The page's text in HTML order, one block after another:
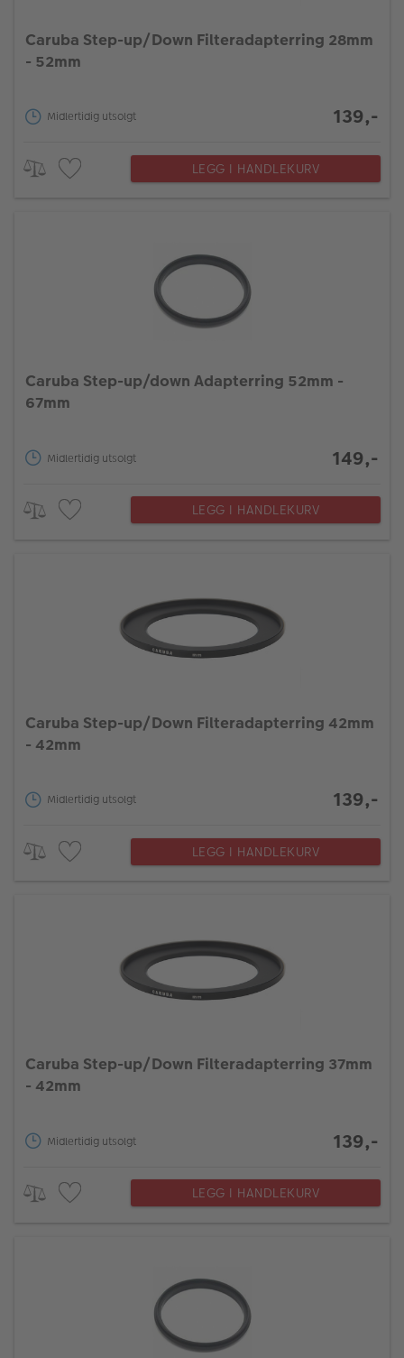
Caruba Step-up/Down Filteradapterring 28mm
- 52mm
Midlertidig utsolgt 139,-
LEGG I HANDLEKURV
Caruba Step-up/down Adapterring 52mm -
67mm
Midlertidig utsolgt 149,-
LEGG I HANDLEKURV
Caruba Step-up/Down Filteradapterring 42mm
- 42mm
Midlertidig utsolgt 139,-
LEGG I HANDLEKURV
Caruba Step-up/Down Filteradapterring 37mm
- 42mm
Midlertidig utsolgt 139,-
LEGG I HANDLEKURV